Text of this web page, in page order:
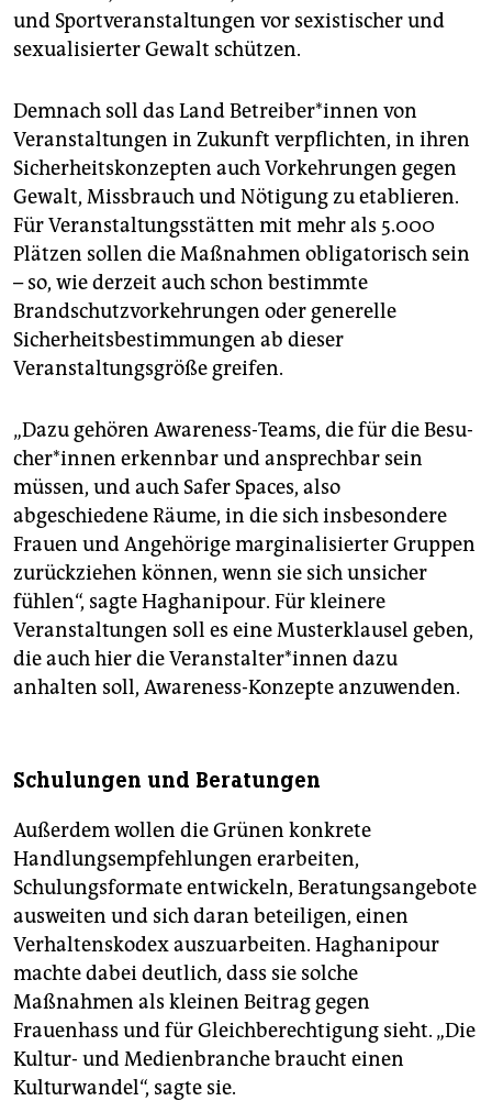
und Sportveranstaltungen vor sexistischer und
sexualisierter Gewalt schützen.
Demnach soll das Land Be­trei­be­r*in­nen von
Veranstaltungen in Zukunft verpflichten, in ihren
Sicherheitskonzepten auch Vorkehrungen gegen
Gewalt, Missbrauch und Nötigung zu etablieren.
Für Veranstaltungsstätten mit mehr als 5.000
Plätzen sollen die Maßnahmen obligatorisch sein
– so, wie derzeit auch schon bestimmte
Brandschutzvorkehrungen oder generelle
Sicherheitsbestimmungen ab dieser
Veranstaltungsgröße greifen.
„Dazu gehören Awareness-Teams, die für die Be­su­
che­r*in­nen erkennbar und ansprechbar sein
müssen, und auch Safer Spaces, also
abgeschiedene Räume, in die sich insbesondere
Frauen und Angehörige marginalisierter Gruppen
zurückziehen können, wenn sie sich unsicher
fühlen“, sagte Haghanipour. Für kleinere
Veranstaltungen soll es eine Musterklausel geben,
die auch hier die Ver­an­stal­te­r*in­nen dazu
anhalten soll, Awareness-Konzepte anzuwenden.
Schulungen und Beratungen
Außerdem wollen die Grünen konkrete
Handlungsempfehlungen erarbeiten,
Schulungsformate entwickeln, Beratungsangebote
ausweiten und sich daran beteiligen, einen
Verhaltenskodex auszuarbeiten. Haghanipour
machte dabei deutlich, dass sie solche
Maßnahmen als kleinen Beitrag gegen
Frauenhass und für Gleichberechtigung sieht. „Die
Kultur- und Medienbranche braucht einen
Kulturwandel“, sagte sie.